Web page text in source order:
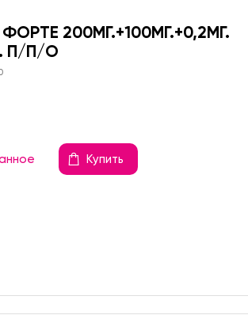
200МГ.+100МГ.+0,2МГ.
П/П/О
Купить